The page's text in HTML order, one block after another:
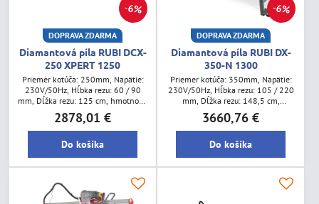
6%
DOPRAVA ZDARMA
Diamantová píla RUBI DCX-
250 XPERT 1250
Priemer kotúča: 250mm, Napätie:
230V/50Hz, Hĺbka rezu: 60 / 90
mm, Dĺžka rezu: 125 cm, hmotnosť:
78 kg
2878,01 €
Do košíka
6%
DOPRAVA ZDARMA
Diamantová píla RUBI DX-
350-N 1300
Priemer kotúča: 350mm, Napätie:
230V/50Hz, Hĺbka rezu: 105 / 220
mm, Dĺžka rezu: 148,5 cm,
hmotnosť: 107 kg
3660,76 €
Do košíka